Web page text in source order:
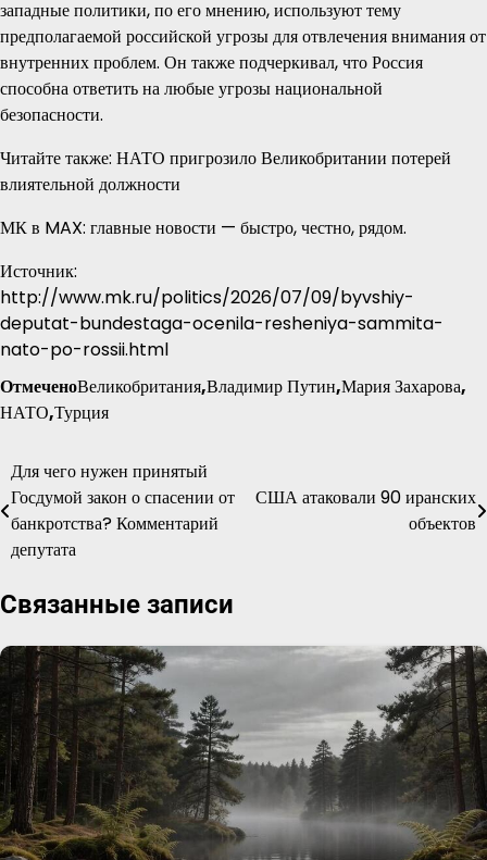
западные политики, по его мнению, используют тему
предполагаемой российской угрозы для отвлечения внимания от
внутренних проблем. Он также подчеркивал, что Россия
способна ответить на любые угрозы национальной
безопасности.
Читайте также: НАТО пригрозило Великобритании потерей
влиятельной должности
МК в MAX: главные новости — быстро, честно, рядом.
Источник:
http://www.mk.ru/politics/2026/07/09/byvshiy-
deputat-bundestaga-ocenila-resheniya-sammita-
nato-po-rossii.html
ОтмеченоВеликобритания,Владимир Путин,Мария Захарова,
НАТО,Турция
Навигация
по
записям
Для чего нужен принятый
Госдумой закон о спасении от
банкротства? Комментарий
депутата
США атаковали 90 иранских
объектов
Связанные записи